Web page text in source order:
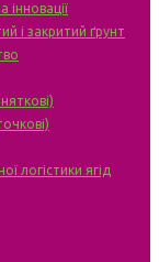
інновації
і закритий ґрунт
логістики ягід